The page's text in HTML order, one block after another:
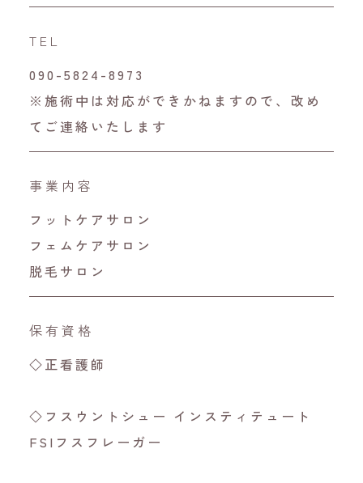
TEL
090-5824-8973
※施術中は対応ができかねますので、改め
てご連絡いたします
事業内容
フットケアサロン
フェムケアサロン
脱毛サロン
保有資格
◇正看護師
◇フスウントシュー インスティテュート
FSIフスフレーガー